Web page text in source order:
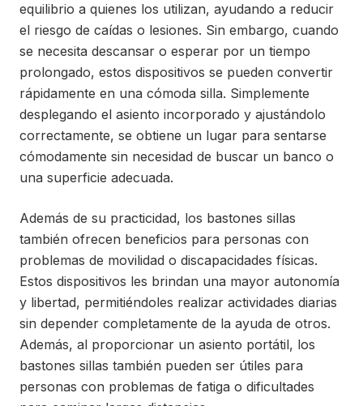
equilibrio a quienes los utilizan, ayudando a reducir
el riesgo de caídas o lesiones. Sin embargo, cuando
se necesita descansar o esperar por un tiempo
prolongado, estos dispositivos se pueden convertir
rápidamente en una cómoda silla. Simplemente
desplegando el asiento incorporado y ajustándolo
correctamente, se obtiene un lugar para sentarse
cómodamente sin necesidad de buscar un banco o
una superficie adecuada.
Además de su practicidad, los bastones sillas
también ofrecen beneficios para personas con
problemas de movilidad o discapacidades físicas.
Estos dispositivos les brindan una mayor autonomía
y libertad, permitiéndoles realizar actividades diarias
sin depender completamente de la ayuda de otros.
Además, al proporcionar un asiento portátil, los
bastones sillas también pueden ser útiles para
personas con problemas de fatiga o dificultades